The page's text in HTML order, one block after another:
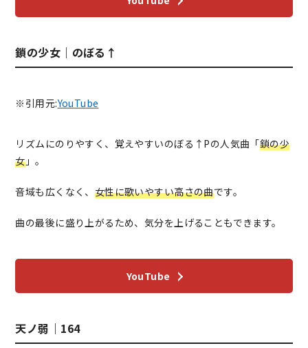
鎖の少女｜のぼる↑
※引用元:YouTube
リズムにのりやすく、覚えやすいのぼる↑Pの人気曲「鎖の少
女」。
音域も広くなく、 女性に歌いやすい高さの曲です。
曲の最後に盛り上がるため、気分を上げることもできます。
YouTube
天ノ弱｜164